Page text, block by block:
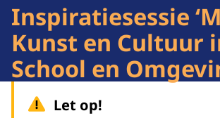
Inspiratiesessie
Kunst en Cultuur
School en
Let op!